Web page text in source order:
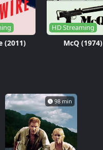
(2011)
HD Streaming
McQ (1974)
98 min